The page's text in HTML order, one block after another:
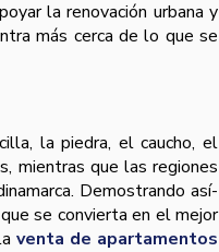
la renovación urbana y
más cerca de lo que se
la piedra, el caucho, el
mientras que las regiones
Demostrando así­
se convierta en el mejor
venta de apartamentos